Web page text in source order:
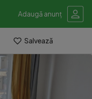
Adaugă anunț
Salvează